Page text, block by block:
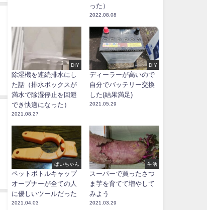
った）
2022.08.08
DIY
除湿機を連続排水にし
た話（排水ボックスが
満水で除湿停止を回避
でき快適になった）
2021.08.27
DIY
ディーラーが高いので
自分でバッテリー交換
した(結果満足)
2021.05.29
ぱいちゃん
ペットボトルキャップ
オープナーが全ての人
に優しいツールだった
2021.04.03
生活
スーパーで買ったさつ
ま芋を育てて増やして
みよう
2021.03.29